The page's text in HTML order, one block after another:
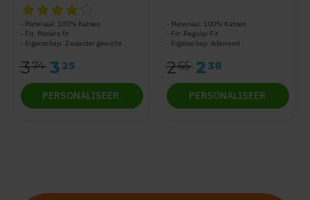
De beoordeling van dit product is
Materiaal: 100% Katoen
Fit: Modern fit
Eigenschap: Zwaarder gewicht
374 3 25
PERSONALISEER
Materiaal: 100% Katoen
Fit: Regular Fit
Eigenschap: Ademend
265 2 38
PERSONALISEER